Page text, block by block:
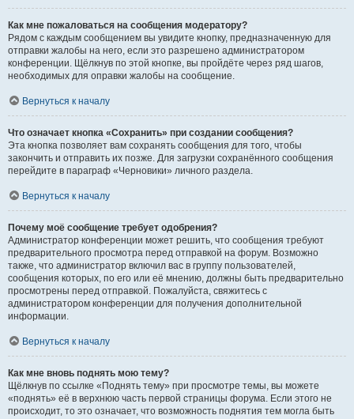
Как мне пожаловаться на сообщения модератору?
Рядом с каждым сообщением вы увидите кнопку, предназначенную для
отправки жалобы на него, если это разрешено администратором
конференции. Щёлкнув по этой кнопке, вы пройдёте через ряд шагов,
необходимых для оправки жалобы на сообщение.
Вернуться к началу
Что означает кнопка «Сохранить» при создании сообщения?
Эта кнопка позволяет вам сохранять сообщения для того, чтобы
закончить и отправить их позже. Для загрузки сохранённого сообщения
перейдите в параграф «Черновики» личного раздела.
Вернуться к началу
Почему моё сообщение требует одобрения?
Администратор конференции может решить, что сообщения требуют
предварительного просмотра перед отправкой на форум. Возможно
также, что администратор включил вас в группу пользователей,
сообщения которых, по его или её мнению, должны быть предварительно
просмотрены перед отправкой. Пожалуйста, свяжитесь с
администратором конференции для получения дополнительной
информации.
Вернуться к началу
Как мне вновь поднять мою тему?
Щёлкнув по ссылке «Поднять тему» при просмотре темы, вы можете
«поднять» её в верхнюю часть первой страницы форума. Если этого не
происходит, то это означает, что возможность поднятия тем могла быть